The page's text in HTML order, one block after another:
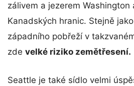
zálivem a jezerem Washington
Kanadských hranic. Stejně
západního pobřeží v
zde velké riziko zemětřesení.
Seattle je také sídlo velmi